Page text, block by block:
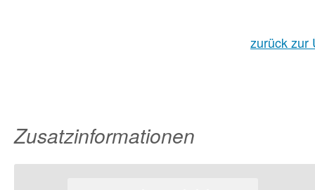
zurück zur
Zusatzinformationen